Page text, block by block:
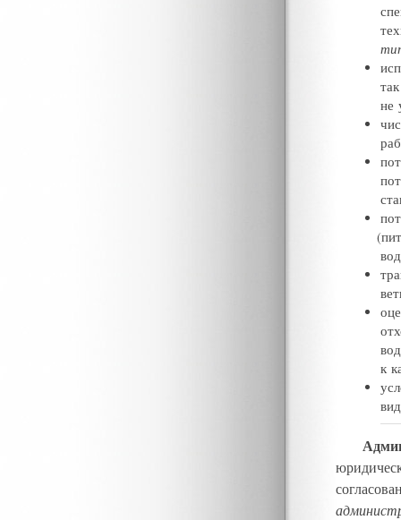
не
(
вод
к